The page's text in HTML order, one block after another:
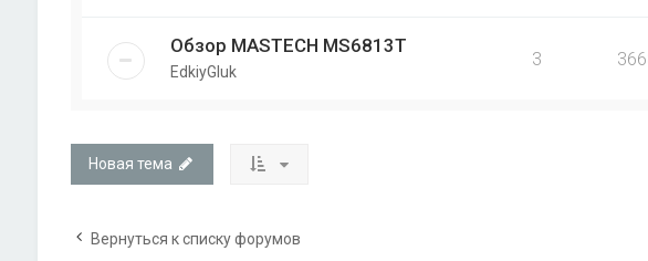
Обзор MASTECH MS6813T
EdkiyGluk
3
Новая тема
Вернуться к списку форумов